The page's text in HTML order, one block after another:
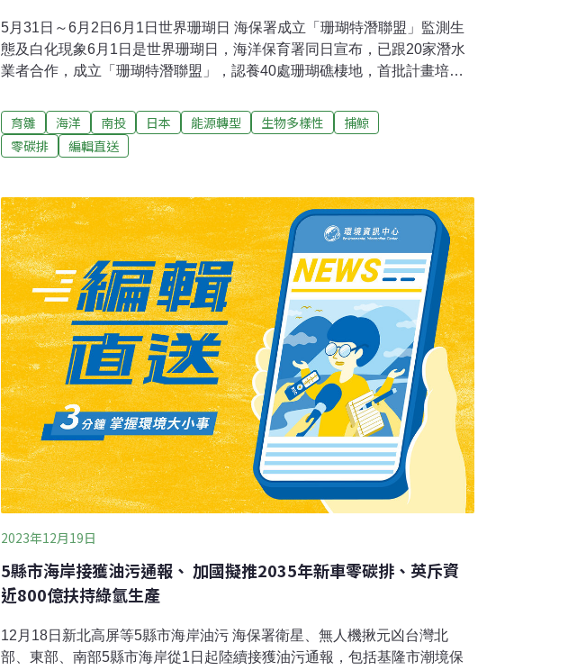
5月31日～6月2日6月1日世界珊瑚日 海保署成立「珊瑚特潛聯盟」監測生
態及白化現象6月1日是世界珊瑚日，海洋保育署同日宣布，已跟20家潛水
業者合作，成立「珊瑚特潛聯盟」，認養40處珊瑚礁棲地，首批計畫培訓
導）危害地方甚久的酸菜鹵水 雲林與台大合作找出解方雲林縣大埤鄉，長
久來對酸菜製程所產生的廢水與菜渣處理不易，造成土地酸化、汙染溝
渠。雲林縣府委託台大進行廢水再利用研究，成功將含高鹽的酸菜鹵水轉
去化廢料有突破性解決方式（聯合報報導）
育雛 海洋 南投 日本 能源轉型 生物多樣性
捕鯨
零碳排
編輯直送
2023年12月19日
5縣市海岸接獲油污通報、 加國擬推2035年新車零碳排、英斥資
近800億扶持綠氫生產
12月18日新北高屏等5縣市海岸油污 海保署衛星、無人機揪元凶台灣北
部、東部、南部5縣市海岸從1日起陸續接獲油污通報，包括基隆市潮境保